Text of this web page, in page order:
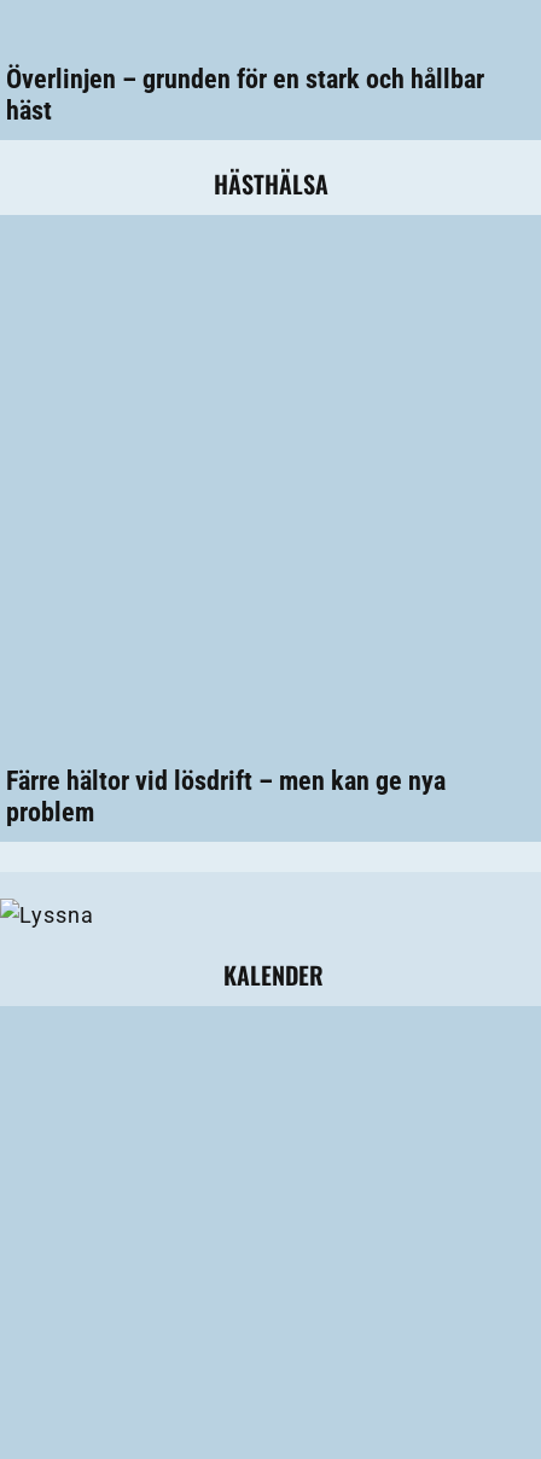
Överlinjen – grunden för en stark och hållbar
häst
HÄSTHÄLSA
Färre hältor vid lösdrift – men kan ge nya
problem
KALENDER